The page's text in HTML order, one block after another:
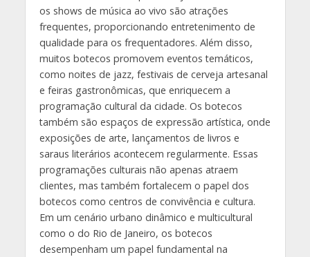
os shows de música ao vivo são atrações
frequentes, proporcionando entretenimento de
qualidade para os frequentadores. Além disso,
muitos botecos promovem eventos temáticos,
como noites de jazz, festivais de cerveja artesanal
e feiras gastronômicas, que enriquecem a
programação cultural da cidade. Os botecos
também são espaços de expressão artística, onde
exposições de arte, lançamentos de livros e
saraus literários acontecem regularmente. Essas
programações culturais não apenas atraem
clientes, mas também fortalecem o papel dos
botecos como centros de convivência e cultura.
Em um cenário urbano dinâmico e multicultural
como o do Rio de Janeiro, os botecos
desempenham um papel fundamental na